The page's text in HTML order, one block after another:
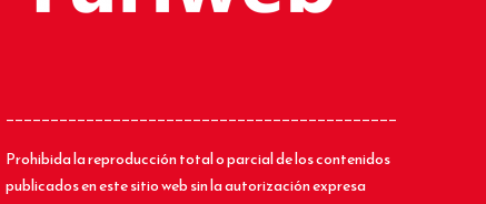
____________________________________________
Prohibida la reproducción total o parcial de los contenidos
publicados en este sitio web sin la autorización expresa